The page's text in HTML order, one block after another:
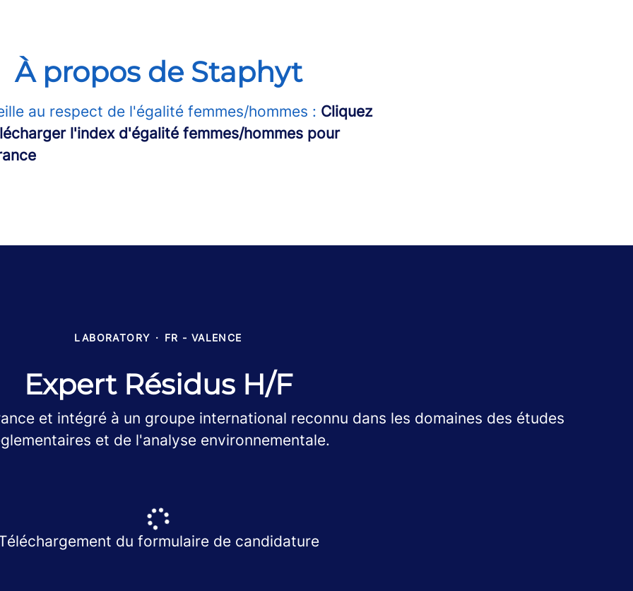
À propos de Staphyt
au respect de l'égalité femmes/hommes : Cliquez
l'index d'égalité femmes/hommes pour
LABORATORY · FR - VALENCE
Expert Résidus H/F
et intégré à un groupe international reconnu dans les domaines des études
et de l'analyse environnementale.
du formulaire de candidature